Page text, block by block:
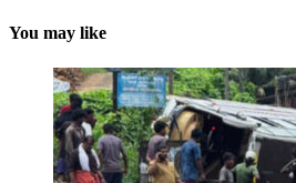
You may like